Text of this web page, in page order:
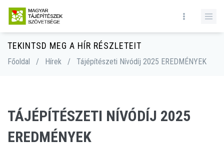
TEKINTSD MEG A HÍR RÉSZLETEIT
Főoldal / Hírek / Tájépítészeti Nívódíj 2025 EREDMÉNYEK
TÁJÉPÍTÉSZETI NÍVÓDÍJ 2025
EREDMÉNYEK